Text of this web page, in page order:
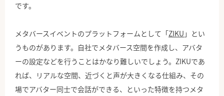
です。
メタバースイベントのプラットフォームとして「ZIKU 」とい
うものがあります。自社でメタバース空間を作成し、アバタ
ーの設定などを行うことはかなり難しいでしょう。ZIKUであ
れば、リアルな空間、近づくと声が大きくなる仕組み、その
場でアバター同士で会話ができる、といった特徴を持つメタ